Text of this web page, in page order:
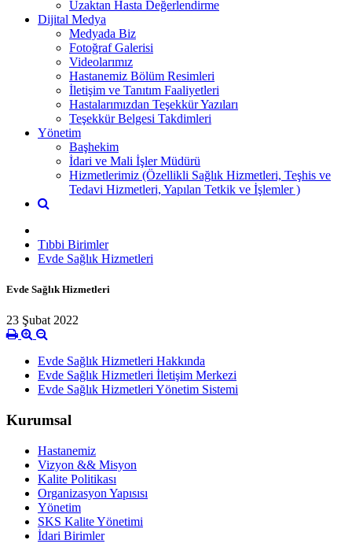
Uzaktan Hasta Değerlendirme
Dijital Medya
Medyada Biz
Fotoğraf Galerisi
Videolarımız
Hastanemiz Bölüm Resimleri
İletişim ve Tanıtım Faaliyetleri
Hastalarımızdan Teşekkür Yazıları
Teşekkür Belgesi Takdimleri
Yönetim
Başhekim
İdari ve Mali İşler Müdürü
Hizmetlerimiz (Özellikli Sağlık Hizmetleri, Teşhis ve
Tedavi Hizmetleri, Yapılan Tetkik ve İşlemler )
Tıbbi Birimler
Evde Sağlık Hizmetleri
Evde Sağlık Hizmetleri
23 Şubat 2022
Evde Sağlık Hizmetleri Hakkında
Evde Sağlık Hizmetleri İletişim Merkezi
Evde Sağlık Hizmetleri Yönetim Sistemi
Kurumsal
Hastanemiz
Vizyon && Misyon
Kalite Politikası
Organizasyon Yapısısı
Yönetim
SKS Kalite Yönetimi
İdari Birimler